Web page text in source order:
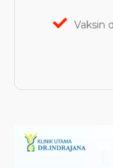
Vaksin